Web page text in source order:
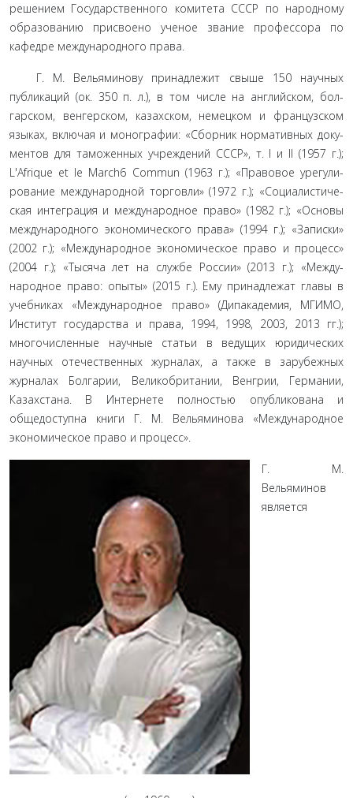
решением Государственного комитета СССР по на­родному
образованию присвоено ученое звание профессора по
кафедре международного права.
Г. М. Вельяминову принадлежит свыше 150 научных
публикаций (ок. 350 п. л.), в том числе на английском, бол­
гарском, венгерском, казахском, немецком и французском
языках, включая и монографии: «Сборник нормативных доку­
ментов для таможенных учреждений СССР», т. I и II (1957 г.);
L'Afrique et le March6 Commun (1963 г.); «Правовое урегули­
рование международной торговли» (1972 г.); «Социалистиче­
ская интеграция и международное право» (1982 г.); «Основы
международного экономического права» (1994 г.); «Записки»
(2002 г.); «Международное экономическое право и процесс»
(2004 г.); «Тысяча лет на службе России» (2013 г.); «Между­
народное право: опыты» (2015 г.). Ему принадлежат главы в
учебниках «Международное право» (Дипакадемия, МГИМО,
Институт государства и права, 1994, 1998, 2003, 2013 гг.);
много­численные научные статьи в ведущих юридических
научных отечественных журналах, а также в зарубежных
журналах Болгарии, Великобритании, Венгрии, Германии,
Казахстана. В Интернете полностью опубликована и
общедоступна книги Г. М. Вельяминова «Международное
экономическое право и процесс».
Г. М.
Вельяминов
является